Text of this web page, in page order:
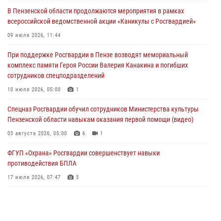
В Управлении Росгвардии по Пензенской области подвели итоги
04 августа 2026, 06:08
Росгвардия обеспечила безопасность праздничных мероприятий в
День ВДВ в Пензе
В Пензенской области продолжаются мероприятия в рамках
всероссийской ведомственной акции «Каникулы с Росгвардией»
09 июля 2026, 11:44
При поддержке Росгвардии в Пензе возводят мемориальный
комплекс памяти Героя России Валерия Канакина и погибших
сотрудников спецподразделений
10 июля 2026, 05:00 1
Спецназ Росгвардии обучил сотрудников Министерства культуры
Пензенской области навыкам оказания первой помощи (видео)
03 августа 2026, 05:00 6 1
ФГУП «Охрана» Росгвардии совершенствует навыки
противодействия БПЛА
17 июля 2026, 07:47 3